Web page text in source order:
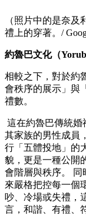
（照片中的是奈
禮上的穿著。/
約魯巴文化（
相較之下，對於約
會秩序的展示」與
禮數。
這在約魯巴傳統婚
其家族的男性成員
行「五體投地」的
貌，更是一種公開
會階層與秩序。 同
來嚴格把控每一個
吵、冷場或失禮，
言，和諧、有禮、